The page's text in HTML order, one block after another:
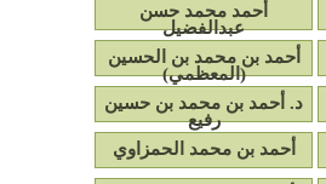
أحمد محمد حسن
عبدالفضيل
أحمد بن محمد بن الحسين
(المعظمي)
د. أحمد بن محمد بن حسين
رفيع
أحمد بن محمد الحمزاوي